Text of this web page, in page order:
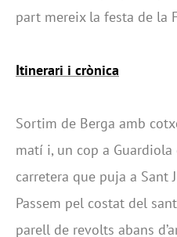
part mereix la festa de la
Itinerari i crònica
Sortim de Berga amb
matí i, un cop a
carretera que puja a Sant
Passem pel costat del
parell de revolts abans